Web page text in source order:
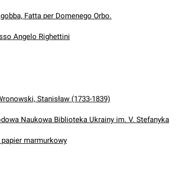
Fatta per Domenego Orbo.
Angelo Righettini
Stanisław (1733-1839)
Naukowa Biblioteka Ukrainy im. V. Stefanyka
papier marmurkowy